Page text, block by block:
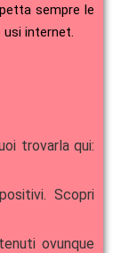
sempre le
internet.
trovarla qui:
Scopri
ovunque